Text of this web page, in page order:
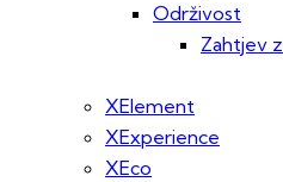
Održivost
Zahtjev
XElement
XExperience
XEco